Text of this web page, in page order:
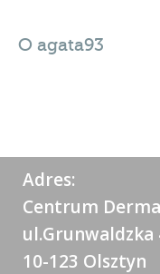
O agata93
Adres:
Centrum
ul.Grunwaldzka
10-123 Olsztyn